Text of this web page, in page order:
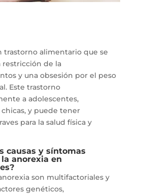
trastorno alimentario que se
restricción de la
y una obsesión por el peso
Este trastorno
a adolescentes,
y puede tener
para la salud física y
causas y síntomas
anorexia en
son multifactoriales y
genéticos,